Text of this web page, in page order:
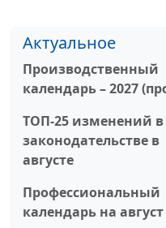
Актуальное
Производственный
календарь – 2027
ТОП-25 изменений в
законодательстве в
августе
Профессиональный
календарь на август